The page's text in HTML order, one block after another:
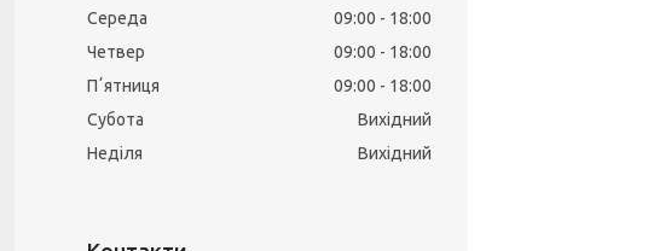
Середа
09:00
18:00
Четвер
09:00
18:00
Пʼятниця
09:00
18:00
Субота
Вихідний
Неділя
Вихідний